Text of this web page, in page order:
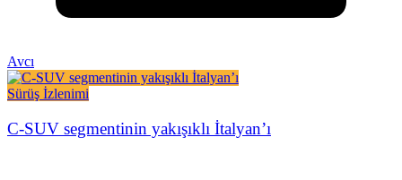
Avcı
Sürüş İzlenimi
C-SUV segmentinin yakışıklı İtalyan’ı